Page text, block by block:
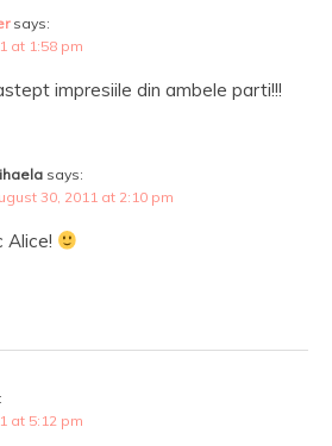
says:
at 1:58 pm
impresiile din ambele parti!!!
says:
30, 2011 at 2:10 pm
Alice!
at 5:12 pm